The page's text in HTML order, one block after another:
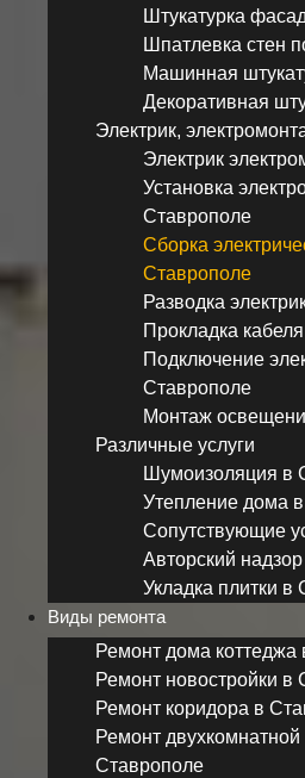
Штукатурка
Шпатлевка стен
Машинная
Декоративная
Электрик,
Электрик
Установка
Ставрополе
Сборка
Ставрополе
Разводка
Прокладка
Подключение
Ставрополе
Монтаж
Различные услуги
Шумоизоляция в
Утепление дома
Сопутствующие
Авторский
Укладка плитки в
Виды ремонта
Ремонт дома коттеджа
Ремонт новостройки в
Ремонт коридора в
Ремонт
Ставрополе